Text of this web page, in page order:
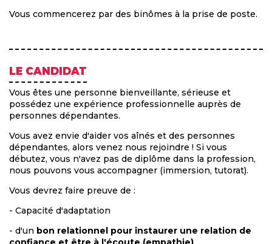
Vous commencerez par des binômes à la prise de poste.
LE CANDIDAT
Vous êtes une personne bienveillante, sérieuse et
possédez une expérience professionnelle auprès de
personnes dépendantes.
Vous avez envie d'aider vos aînés et des personnes
dépendantes, alors venez nous rejoindre ! Si vous
débutez, vous n'avez pas de diplôme dans la profession,
nous pouvons vous accompagner (immersion, tutorat).
Vous devrez faire preuve de :
- Capacité d'adaptation
- d'un bon relationnel pour instaurer une relation de